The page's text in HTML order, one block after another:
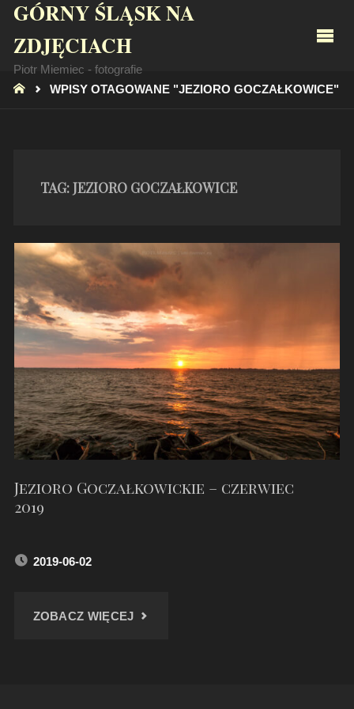
GÓRNY ŚLĄSK NA
ZDJĘCIACH
Piotr Miemiec - fotografie
STRONA
WPISY OTAGOWANE "JEZIORO GOCZAŁKOWICE"
TAG:JEZIORO GOCZAŁKOWICE
Jezioro Goczałkowickie – czerwiec
2019
2019-06-02
ZOBACZ WIĘCEJ"JEZIORO